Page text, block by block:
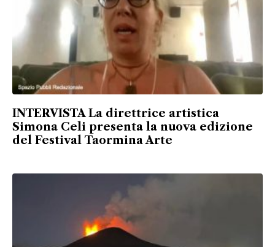
INTERVISTA La direttrice artistica
Simona Celi presenta la nuova edizione
del Festival Taormina Arte